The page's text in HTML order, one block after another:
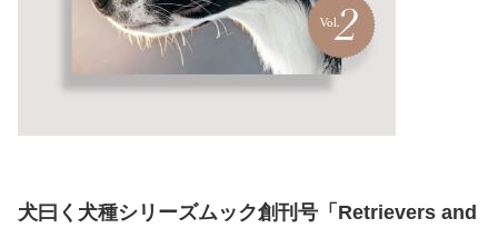
犬曰く犬種シリーズムック創刊号「Retrievers and